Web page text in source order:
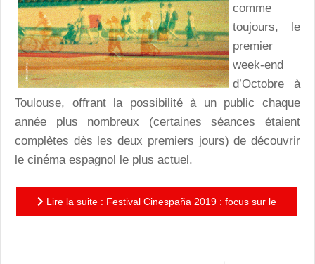
comme
toujours, le
premier
week-end
d’Octobre à
Toulouse, offrant la possibilité à un public chaque
année plus nombreux (certaines séances étaient
complètes dès les deux premiers jours) de découvrir
le cinéma espagnol le plus actuel.
Lire la suite : Festival Cinespaña 2019 : focus sur le